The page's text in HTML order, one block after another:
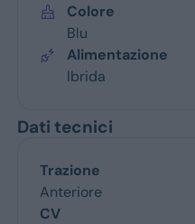
Colore
Blu
Alimentazione
Ibrida
Dati tecnici
Trazione
Anteriore
CV